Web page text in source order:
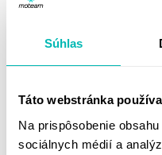
Súhlas
Táto webstránka
Na prispôsobenie
sociálnych médií a